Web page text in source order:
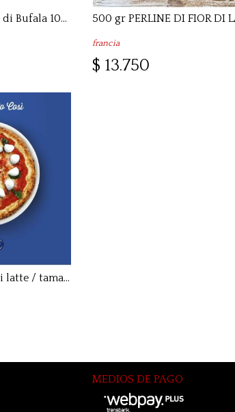
Mozzarelline Perline di Bufala 10x20g ( 200 gr )
francia
$ 13.750
1 kg Perline di Fior di latte / tamaño guindas
MEDIOS DE PAGO